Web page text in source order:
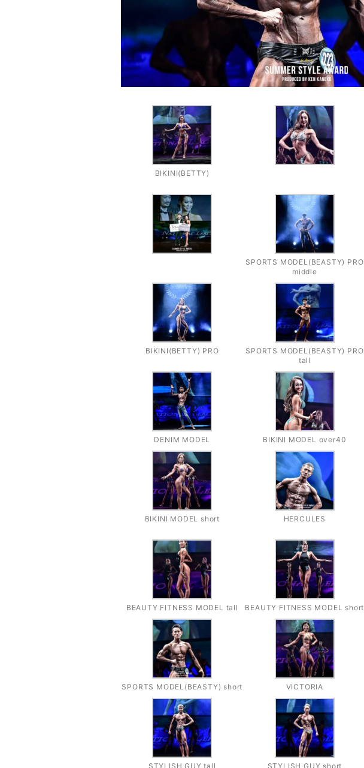
BIKINI(BETTY)
SPORTS MODEL(BEASTY) PRO
middle
BIKINI(BETTY) PRO
SPORTS MODEL(BEASTY) PRO
tall
DENIM MODEL BIKINI MODEL over40
BIKINI MODEL short HERCULES
BEAUTY FITNESS MODEL tall BEAUTY FITNESS MODEL short
SPORTS MODEL(BEASTY) short VICTORIA
STYLISH GUY tall STYLISH GUY short